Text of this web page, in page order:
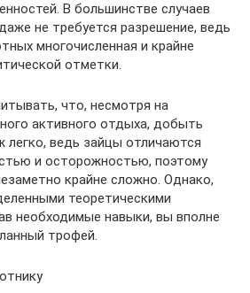
В большинстве случаев
не требуется разрешение, ведь
многочисленная и крайне
отметки.
что, несмотря на
активного отдыха, добыть
легко, ведь зайцы отличаются
и осторожностью, поэтому
крайне сложно. Однако,
теоретическими
необходимые навыки, вы вполне
трофей.